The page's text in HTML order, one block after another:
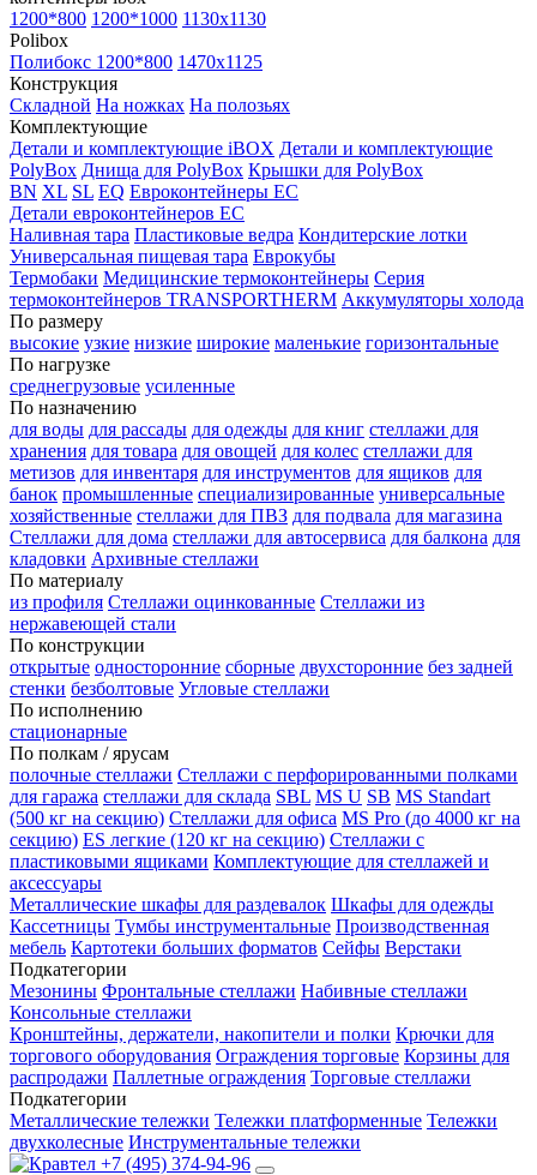
1200*800 1200*1000 1130x1130
Polibox
Полибокс 1200*800 1470х1125
Конструкция
Складной На ножках На полозьях
Комплектующие
Детали и комплектующие iBOX Детали и комплектующие
PolyBox Днища для PolyBox Крышки для PolyBox
BN XL SL EQ Евроконтейнеры EC
Детали евроконтейнеров EC
Наливная тара Пластиковые ведра Кондитерские лотки
Универсальная пищевая тара Еврокубы
Термобаки Медицинские термоконтейнеры Серия
термоконтейнеров TRANSPORTHERM Аккумуляторы холода
По размеру
высокие узкие низкие широкие маленькие горизонтальные
По нагрузке
среднегрузовые усиленные
По назначению
для воды для рассады для одежды для книг стеллажи для
хранения для товара для овощей для колес стеллажи для
метизов для инвентаря для инструментов для ящиков для
банок промышленные специализированные универсальные
хозяйственные стеллажи для ПВЗ для подвала для магазина
Стеллажи для дома стеллажи для автосервиса для балкона для
кладовки Архивные стеллажи
По материалу
из профиля Стеллажи оцинкованные Стеллажи из
нержавеющей стали
По конструкции
открытые односторонние сборные двухсторонние без задней
стенки безболтовые Угловые стеллажи
По исполнению
стационарные
По полкам / ярусам
полочные стеллажи Стеллажи с перфорированными полками
для гаража стеллажи для склада SBL MS U SB MS Standart
(500 кг на секцию) Стеллажи для офиса MS Pro (до 4000 кг на
секцию) ES легкие (120 кг на секцию) Стеллажи с
пластиковыми ящиками Комплектующие для стеллажей и
аксессуары
Металлические шкафы для раздевалок Шкафы для одежды
Кассетницы Тумбы инструментальные Производственная
мебель Картотеки больших форматов Сейфы Верстаки
Подкатегории
Мезонины Фронтальные стеллажи Набивные стеллажи
Консольные стеллажи
Кронштейны, держатели, накопители и полки Крючки для
торгового оборудования Ограждения торговые Корзины для
распродажи Паллетные ограждения Торговые стеллажи
Подкатегории
Металлические тележки Тележки платформенные Тележки
двухколесные Инструментальные тележки
+7 (495) 374-94-96